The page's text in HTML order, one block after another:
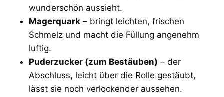
wunderschön aussieht.
Magerquark – bringt leichten, frischen
Schmelz und macht die Füllung angenehm
luftig.
Puderzucker (zum Bestäuben) – der
Abschluss, leicht über die Rolle gestäubt,
lässt sie noch verlockender aussehen.